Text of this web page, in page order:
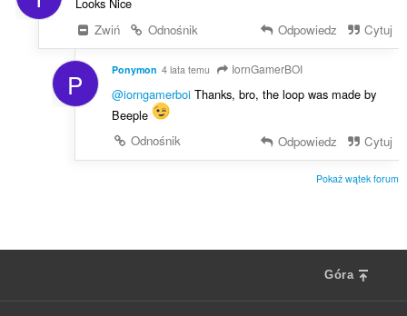
Zwiń
Odnośnik Odpowiedz Cytuj
P Ponymon 4 lata temu IornGamerBOI
@iorngamerboi Thanks, bro, the loop was made by
Beeple
Odnośnik
Odpowiedz Cytuj
Pokaż wątek forum
Góra